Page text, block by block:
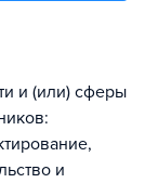
и (или) сферы
и